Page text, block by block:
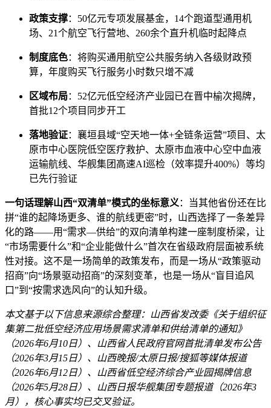
政策支撑：50亿元专项发展基金，14个跑道型通用机
场、21个航空飞行营地、260余个直升机临时起降点
制度底色：将购买通用航空公共服务纳入各级财政预
算，年度购买飞行服务小时数只增不减
区域布局：52亿元低空经济产业园已在晋中榆次揭牌，
首批12个项目同步开工
落地验证：襄垣县域“空天地一体+全链条运营”项目、太
原市中心医院低空医疗救护、太原市血液中心空中血液
运输航线、华舰集团高速AI巡检（效率提升400%）等均
已先行验证
一句话理解山西“双清单”模式的坐标意义 ：当其他省份还在比
拼“谁的起降场更多、谁的航线更密”时，山西选择了一条差异
化的路——用“需求—供给”的双向清单构建一座制度桥梁，让
“市场需要什么”和“企业能做什么”首次在省级政府层面被系统
性对接。这不是一场简单的政策发布，而是一场从“政策驱动
招商”向“场景驱动招商”的深刻变革，也是一场从“盲目追风
口”到“按需求选风向”的认知升级。
本文基于以下信息来源综合整理：山西省发改委《关于组织征
集第二批低空经济应用场景需求清单和供给清单的通知》
（2026年6月10日）、山西省人民政府官网首批清单发布公告
（2026年3月15日）、山西晚报/太原日报/搜狐等媒体报道
（2026年6月12日）、山西省低空经济综合产业园揭牌信息
（2026年5月28日）、山西日报华舰集团专题报道（2026年3
月），核心事实均已交叉验证。